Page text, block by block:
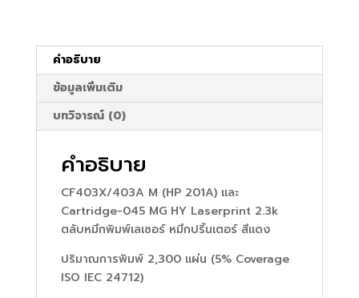
คำอธิบาย
ข้อมูลเพิ่มเติม
บทวิจารณ์ (0)
คำอธิบาย
CF403X/403A M (HP 201A) และ
Cartridge-045 MG HY Laserprint 2.3k
ตลับหมึกพิมพ์เลเซอร์ หมึกปริ้นเตอร์ สีแดง
ปริมาณการพิมพ์ 2,300 แผ่น (5% Coverage
ISO IEC 24712)